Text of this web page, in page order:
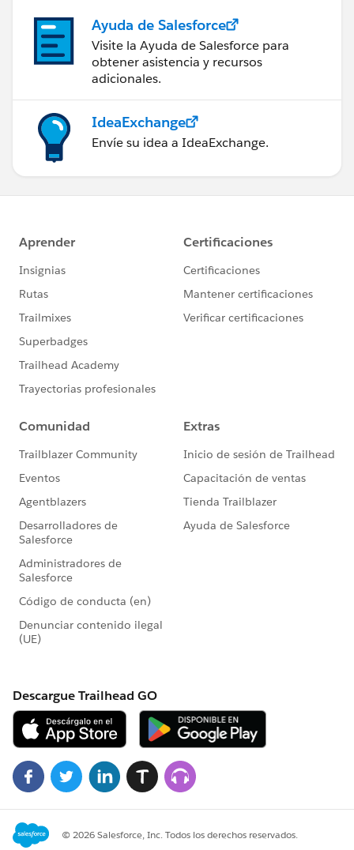
Ayuda de Salesforce
Visite la Ayuda de Salesforce para
obtener asistencia y recursos
adicionales.
IdeaExchange
Envíe su idea a IdeaExchange.